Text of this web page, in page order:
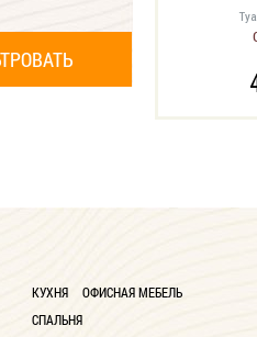
КУХНЯ
СПАЛЬНЯ
ОФИСНАЯ МЕБЕЛЬ